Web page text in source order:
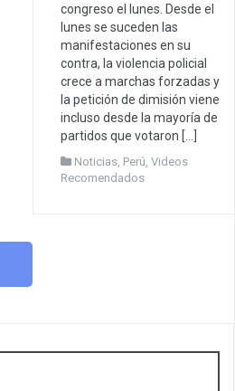
congreso el lunes. Desde el
lunes se suceden las
manifestaciones en su
contra, la violencia policial
crece a marchas forzadas y
la petición de dimisión viene
incluso desde la mayoría de
partidos que votaron […]
Noticias Perú Videos
Recomendados